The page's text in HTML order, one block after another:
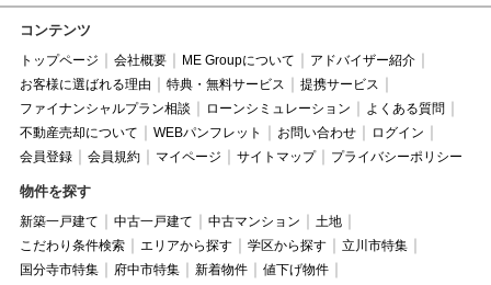
コンテンツ
トップページ 会社概要 ME Groupについて
アドバイザー紹介
お客様に選ばれる理由
特典・無料サービス
提携サービス
ファイナンシャルプラン相談
ローンシミュレーション
よくある質問
不動産売却について
WEBパンフレット お問い合わせ
ログイン
会員登録
会員規約 マイページ サイトマップ プライバシーポリシー
物件を探す
新築一戸建て 中古一戸建て 中古マンション
土地
こだわり条件検索
エリアから探す 学区から探す
立川市特集
国分寺市特集
府中市特集 新着物件
値下げ物件